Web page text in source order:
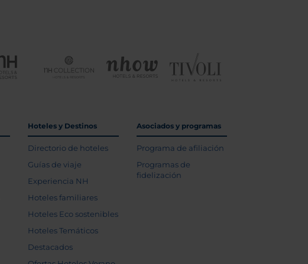
Hoteles y Destinos
Directorio de hoteles
Guías de viaje
Experiencia NH
Hoteles familiares
Hoteles Eco sostenibles
Hoteles Temáticos
Destacados
Asociados y programas
Programa de afiliación
Programas de
fidelización